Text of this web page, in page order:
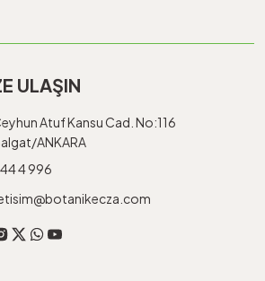
ULAŞIN
Atuf Kansu Cad. No:116
ANKARA
4 996